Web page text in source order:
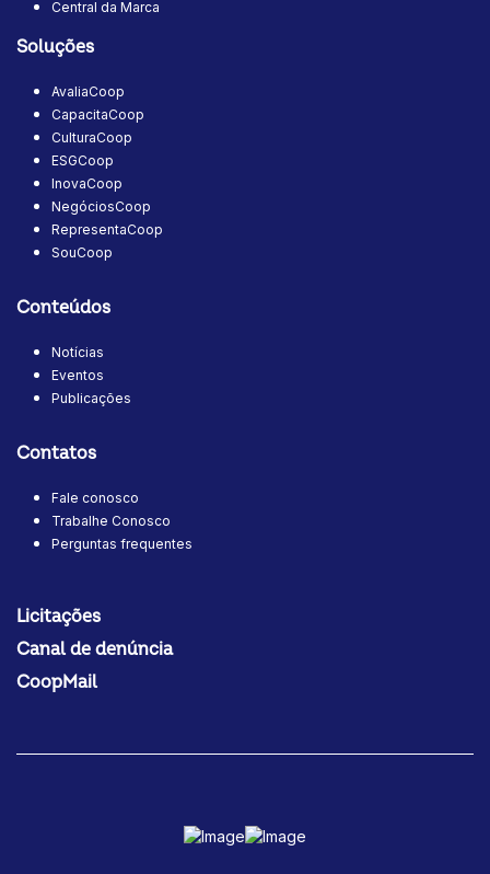
Central da Marca
Soluções
AvaliaCoop
CapacitaCoop
CulturaCoop
ESGCoop
InovaCoop
NegóciosCoop
RepresentaCoop
SouCoop
Conteúdos
Notícias
Eventos
Publicações
Contatos
Fale conosco
Trabalhe Conosco
Perguntas frequentes
Licitações
Canal de denúncia
CoopMail